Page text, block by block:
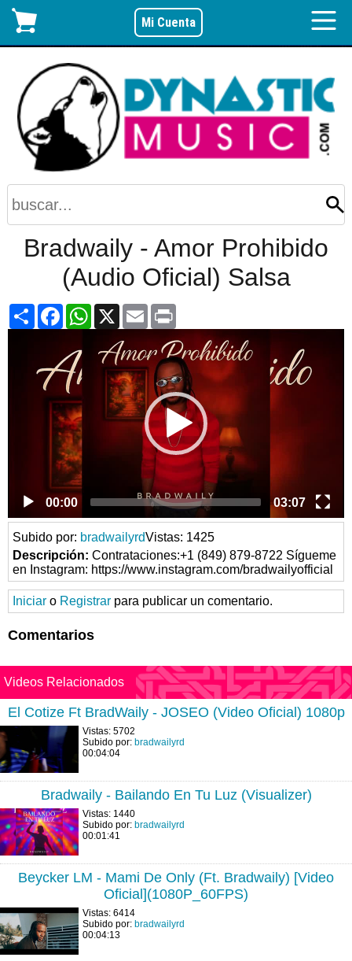
Mi Cuenta
Bradwaily - Amor Prohibido
(Audio Oficial) Salsa
ShareFacebookWhatsApp
X Email
00:00 03:07
Subido por: bradwailyrdVistas: 1425
Descripción: Contrataciones:+1 (849) 879-8722 Sígueme
en Instagram: https://www.instagram.com/bradwailyofficial
Iniciar o Registrar para publicar un comentario.
Comentarios
Videos Relacionados
El Cotize Ft BradWaily - JOSEO (Video Oficial) 1080p
Vistas: 5702
Subido por: bradwailyrd
00:04:04
Bradwaily - Bailando En Tu Luz (Visualizer)
Vistas: 1440
Subido por: bradwailyrd
00:01:41
Beycker LM - Mami De Only (Ft. Bradwaily) [Video
Oficial](1080P_60FPS)
Vistas: 6414
Subido por: bradwailyrd
00:04:13